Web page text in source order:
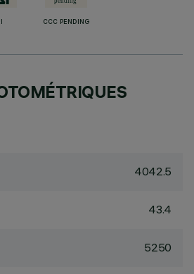
CCC PENDING
4042.5
43.4
5250